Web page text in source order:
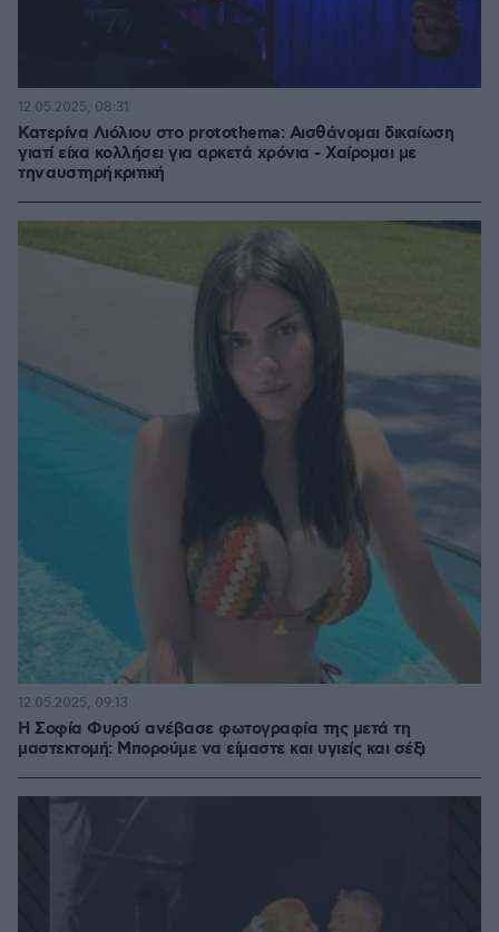
Κατερίνα Λιόλιου στο protothema: Αισθάνομαι δικαίωση
γιατί είχα κολλήσει για αρκετά χρόνια - Χαίρομαι με
την αυστηρή κριτική
12.05.2025, 08:31
Η Σοφία Φυρού ανέβασε φωτογραφία της μετά τη
μαστεκτομή: Μπορούμε να είμαστε και υγιείς και σέξι
12.05.2025, 09:13